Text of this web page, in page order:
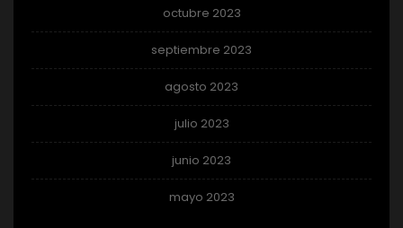
octubre 2023
septiembre 2023
agosto 2023
julio 2023
junio 2023
mayo 2023